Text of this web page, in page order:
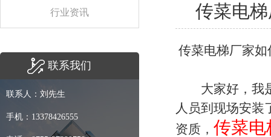
行业资讯
联系我们
联系人：刘先生
手机：13378426555
传菜电
传菜电梯厂家
大家好，我是
人员到现场安装
资质， 传菜电